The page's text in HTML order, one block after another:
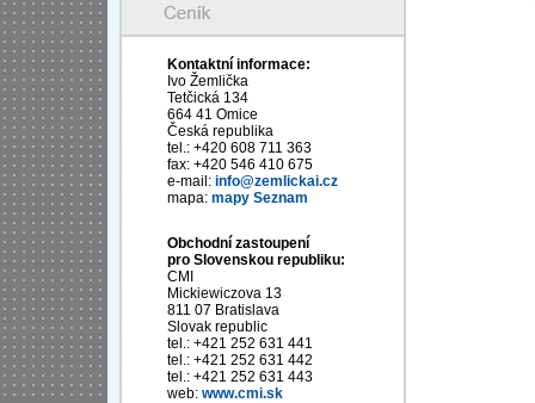
Kontaktní informace:
Ivo Žemlička
Tetčická 134
664 41 Omice
Česká republika
tel.: +420 608 711 363
fax: +420 546 410 675
e-mail: info@zemlickai.cz
mapa: mapy Seznam
Obchodní zastoupení
pro Slovenskou republiku:
CMI
Mickiewiczova 13
811 07 Bratislava
Slovak republic
tel.: +421 252 631 441
tel.: +421 252 631 442
tel.: +421 252 631 443
web: www.cmi.sk